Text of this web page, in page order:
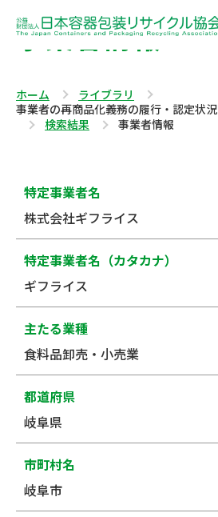
事業者情報
ホーム
ライブラリ
事業者の再商品化義務の履行・認定状況
検索結果
事業者情報
特定事業者名
株式会社ギフライス
特定事業者名（カタカナ）
ギフライス
主たる業種
食料品卸売・小売業
都道府県
岐阜県
市町村名
岐阜市